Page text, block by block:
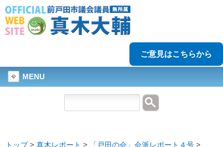
ご意見はこちらから
MENU
トップ>真木レポート > 「戸田の会」会派レポート４号 >